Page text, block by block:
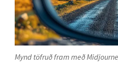
Mynd töfruð fram með